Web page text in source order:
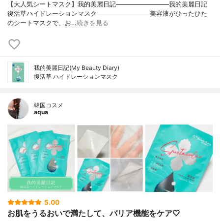
【大人気シートマスク】我的美麗日記────────────我的美麗日記
復活草ハイドレーションマスク────────────美容液がひったひた
のシートマスクで、お…続きを見る
我的美麗日記(My Beauty Diary)
復活草 ハイドレーションマスク
韓国コスメ
aqua
5.00
お肌をうるおいで満たして、バリア機能をケア🤍